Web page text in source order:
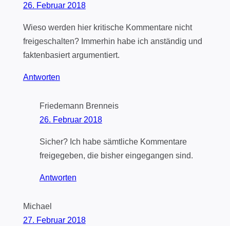
26. Februar 2018
Wieso werden hier kritische Kommentare nicht
freigeschalten? Immerhin habe ich anständig und
faktenbasiert argumentiert.
Antworten
Friedemann Brenneis
26. Februar 2018
Sicher? Ich habe sämtliche Kommentare
freigegeben, die bisher eingegangen sind.
Antworten
Michael
27. Februar 2018